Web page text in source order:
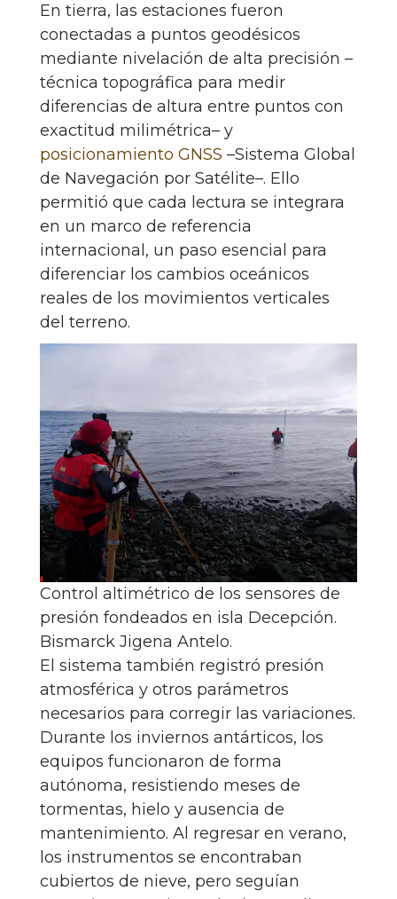
En tierra, las estaciones fueron
conectadas a puntos geodésicos
mediante nivelación de alta precisión –
técnica topográfica para medir
diferencias de altura entre puntos con
exactitud milimétrica– y
posicionamiento GNSS –Sistema Global
de Navegación por Satélite–. Ello
permitió que cada lectura se integrara
en un marco de referencia
internacional, un paso esencial para
diferenciar los cambios oceánicos
reales de los movimientos verticales
del terreno.
Control altimétrico de los sensores de
presión fondeados en isla Decepción.
Bismarck Jigena Antelo.
El sistema también registró presión
atmosférica y otros parámetros
necesarios para corregir las variaciones.
Durante los inviernos antárticos, los
equipos funcionaron de forma
autónoma, resistiendo meses de
tormentas, hielo y ausencia de
mantenimiento. Al regresar en verano,
los instrumentos se encontraban
cubiertos de nieve, pero seguían